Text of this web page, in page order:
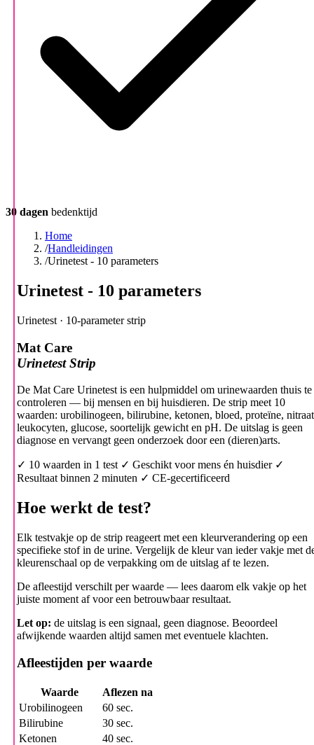
30 dagen bedenktijd
Home
/Handleidingen
/Urinetest - 10 parameters
Urinetest - 10 parameters
Urinetest · 10-parameter strip
Mat Care
Urinetest Strip
De Mat Care Urinetest is een hulpmiddel om urinewaarden thuis te
controleren — bij mensen en bij huisdieren. De strip meet 10
waarden: urobilinogeen, bilirubine, ketonen, bloed, proteïne,
leukocyten, glucose, soortelijk gewicht en pH. De uitslag is geen
diagnose en vervangt geen onderzoek door een (dieren)arts.
✓ 10 waarden in 1 test ✓ Geschikt voor mens én huisdier ✓
Resultaat binnen 2 minuten ✓ CE-gecertificeerd
Hoe werkt de test?
Elk testvakje op de strip reageert met een kleurverandering op een
specifieke stof in de urine. Vergelijk de kleur van ieder vakje met
kleurenschaal op de verpakking om de uitslag af te lezen.
De afleestijd verschilt per waarde — lees daarom elk vakje op het
juiste moment af voor een betrouwbaar resultaat.
Let op: de uitslag is een signaal, geen diagnose. Beoordeel
afwijkende waarden altijd samen met eventuele klachten.
Afleestijden per waarde
Waarde
Aflezen na
Urobilinogeen
60 sec.
Bilirubine
30 sec.
Ketonen
40 sec.